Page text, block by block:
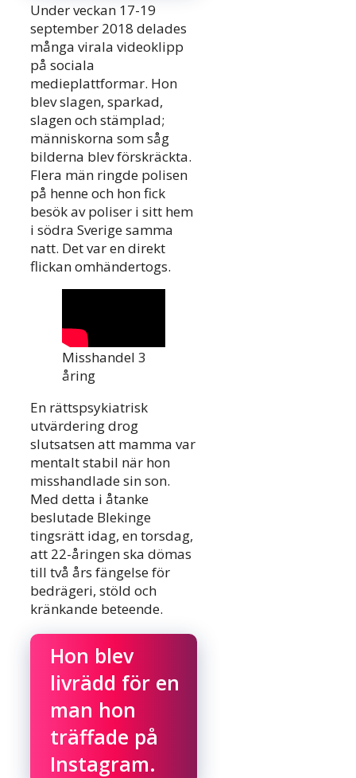
Under veckan 17-19
september 2018 delades
många virala videoklipp
på sociala
medieplattformar. Hon
blev slagen, sparkad,
slagen och stämplad;
människorna som såg
bilderna blev förskräckta.
Flera män ringde polisen
på henne och hon fick
besök av poliser i sitt hem
i södra Sverige samma
natt. Det var en direkt
flickan omhändertogs.
Misshandel 3
åring
En rättspsykiatrisk
utvärdering drog
slutsatsen att mamma var
mentalt stabil när hon
misshandlade sin son.
Med detta i åtanke
beslutade Blekinge
tingsrätt idag, en torsdag,
att 22-åringen ska dömas
till två års fängelse för
bedrägeri, stöld och
kränkande beteende.
Hon blev
livrädd för en
man hon
träffade på
Instagram.